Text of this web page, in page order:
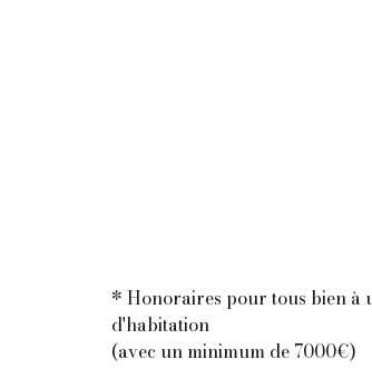
* Honoraires pour tous bien à
d'habitation
(avec un minimum de 7000€)